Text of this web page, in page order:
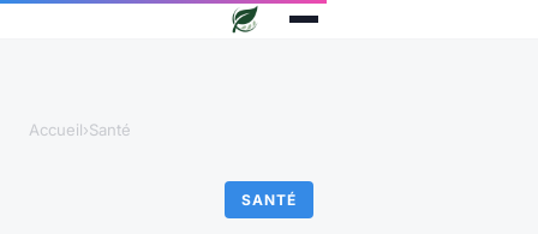
Accueil›Santé
SANTÉ